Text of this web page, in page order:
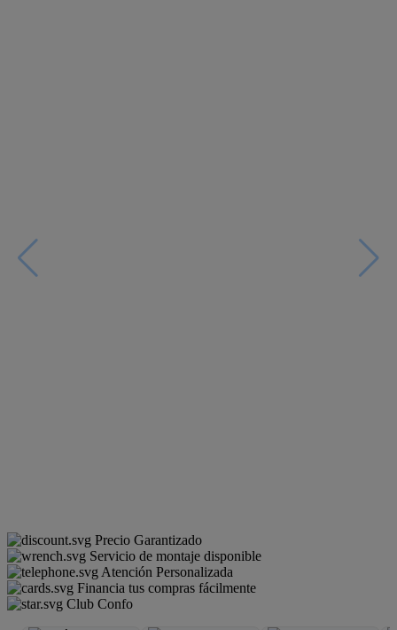
Precio Garantizado
Servicio de montaje disponible
Atención Personalizada
Financia tus compras fácilmente
Club Confo